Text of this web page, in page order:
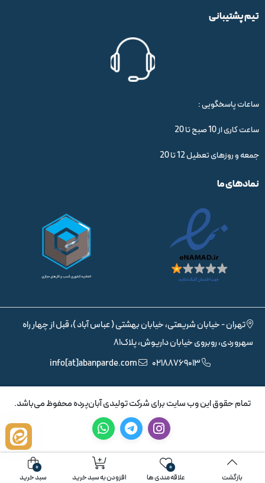
تیم پشتیبانی
ساعات پاسخگویی :
ساعت کاری از 10 صبح تا 20
جمعه و روزهای تعطیل 12 تا 20
نمادهای ما
تهران - خیابان شریعتی، خیابان بهشتی ( عباس آباد )، قبل از چهار راه
سهروردی، روبروی خیابان داریوش، پلاک81
02188769013
info[at]abanparde.com
تمام حقوق اين وب سايت برای شرکت تولیدی آبان‌پرده محفوظ می‌باشد.
بازگشت
0
علاقه مندی ها افزودن به سبد خرید
0
سبد خرید